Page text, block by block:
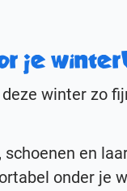
je
winter zo
schoenen en
onder je